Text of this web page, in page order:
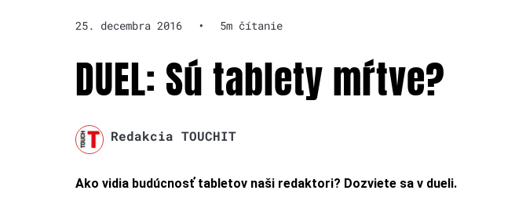
25. decembra 2016 • 5m čítanie
DUEL: Sú tablety mŕtve?
Redakcia TOUCHIT
Ako vidia budúcnosť tabletov naši redaktori? Dozviete sa v dueli.